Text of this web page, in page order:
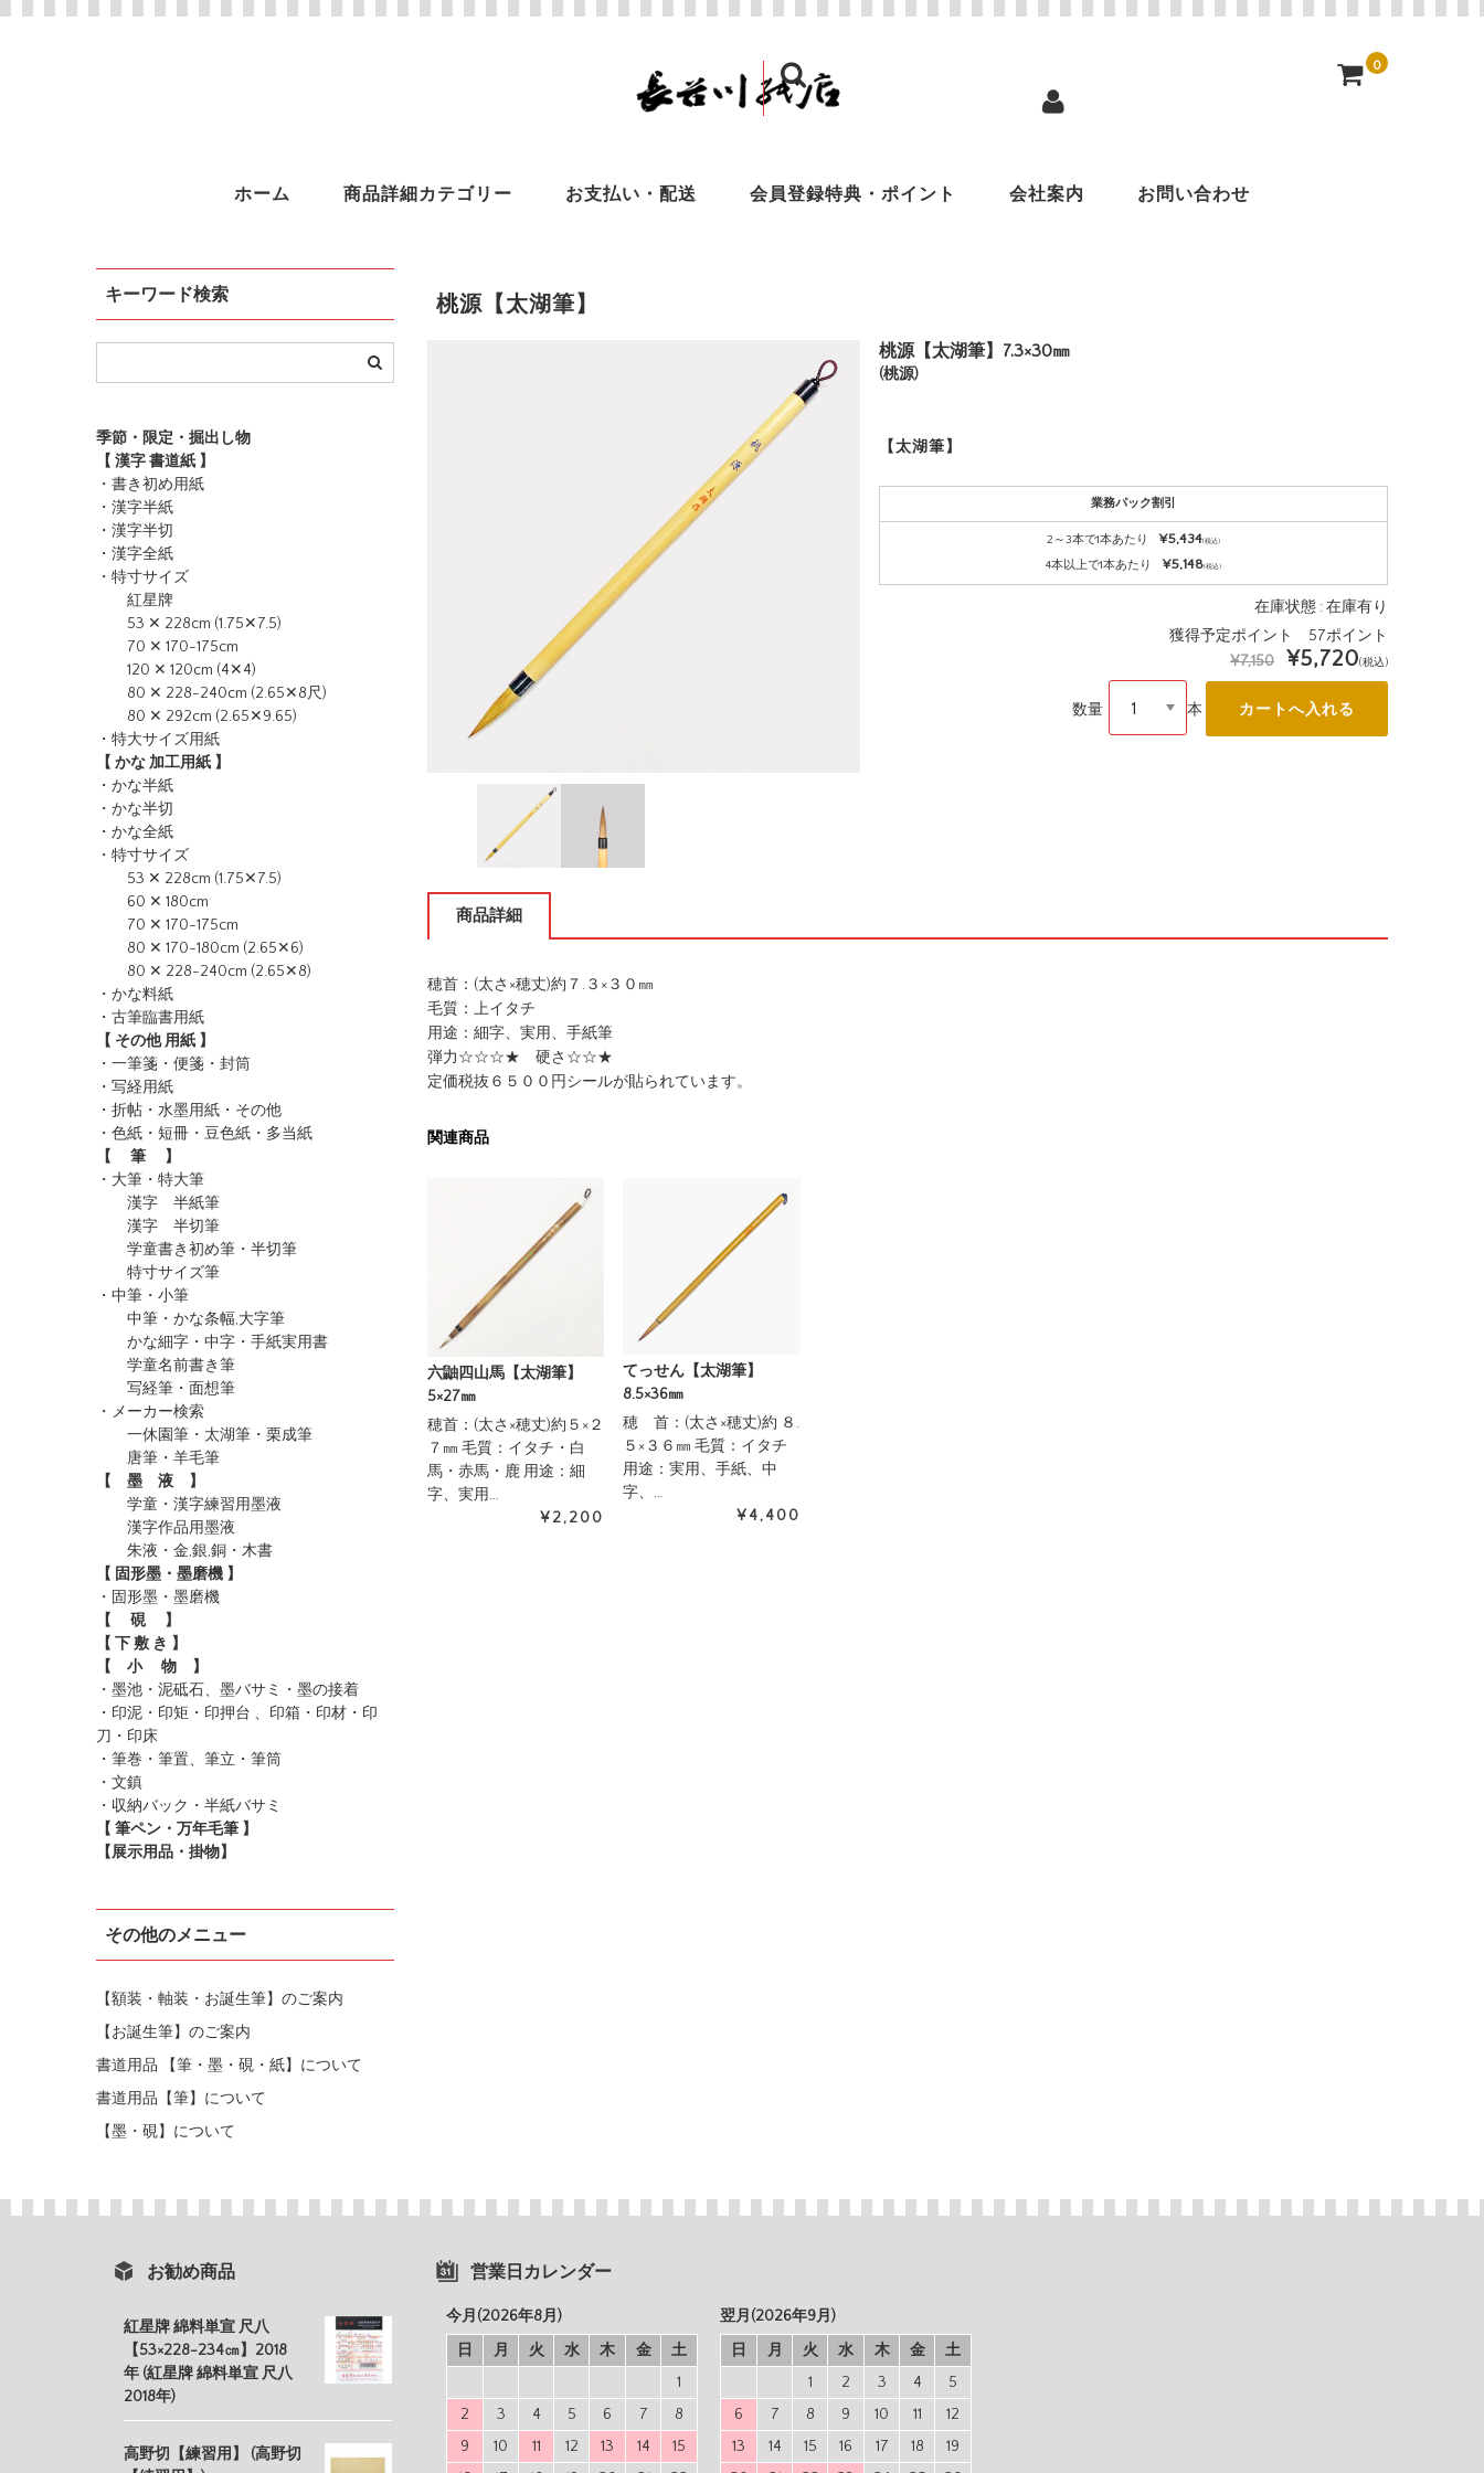
0
ホーム 商品詳細カテゴリー お支払い・配送 会員登録特典・ポイント 会社案内 お問い合わせ
桃源【太湖筆】
桃源【太湖筆】7.3×30㎜
(桃源)
【太湖筆】
業務パック割引
2～3本で1本あたり ¥5,434(税込)
4本以上で1本あたり ¥5,148(税込)
在庫状態 : 在庫有り
獲得予定ポイント 57ポイント
¥7,150
¥5,720(税込)
数量 本
商品詳細
穂首：(太さ×穂丈)約７.３×３０㎜
毛質：上イタチ
用途：細字、実用、手紙筆
弾力☆☆☆★ 硬さ☆☆★
定価税抜６５００円シールが貼られています。
関連商品
六鼬四山馬【太湖筆】
5×27㎜
穂首：(太さ×穂丈)約５×２
７㎜ 毛質：イタチ・白
馬・赤馬・鹿 用途：細
字、実用…
¥2,200
てっせん【太湖筆】
8.5×36㎜
穂 首：(太さ×穂丈)約 ８.
５×３６㎜ 毛質：イタチ
用途：実用、手紙、中
字、…
¥4,400
キーワード検索
季節・限定・掘出し物
【 漢字 書道紙 】
・書き初め用紙
・漢字半紙
・漢字半切
・漢字全紙
・特寸サイズ
紅星牌
53 ✕ 228cm (1.75✕7.5)
70 ✕ 170-175cm
120 ✕ 120cm (4✕4)
80 ✕ 228-240cm (2.65✕8尺)
80 ✕ 292cm (2.65✕9.65)
・特大サイズ用紙
【 かな 加工用紙 】
・かな半紙
・かな半切
・かな全紙
・特寸サイズ
53 ✕ 228cm (1.75✕7.5)
60 ✕ 180cm
70 ✕ 170-175cm
80 ✕ 170-180cm (2.65✕6)
80 ✕ 228-240cm (2.65✕8)
・かな料紙
・古筆臨書用紙
【 その他 用紙 】
・一筆箋・便箋・封筒
・写経用紙
・折帖・水墨用紙・その他
・色紙・短冊・豆色紙・多当紙
【 筆 】
・大筆・特大筆
漢字 半紙筆
漢字 半切筆
学童書き初め筆・半切筆
特寸サイズ筆
・中筆・小筆
中筆・かな条幅,大字筆
かな細字・中字・手紙実用書
学童名前書き筆
写経筆・面想筆
・メーカー検索
一休園筆 ・太湖筆 ・栗成筆
唐筆 ・羊毛筆
【 墨 液 】
学童・漢字練習用墨液
漢字作品用墨液
朱液・金,銀,銅・木書
【 固形墨・墨磨機 】
・固形墨 ・墨磨機
【 硯 】
【 下 敷 き 】
【 小 物 】
・墨池・泥砥石、墨バサミ・墨の接着
・印泥・印矩・印押台 、印箱・印材・印
刀・印床
・筆巻・筆置、筆立・筆筒
・文鎮
・収納バック・半紙バサミ
【 筆ペン・万年毛筆 】
【展示用品・掛物】
その他のメニュー
【額装・軸装・お誕生筆】のご案内
【お誕生筆】のご案内
書道用品 【筆・墨・硯・紙】について
書道用品【筆】について
【墨・硯】について
お勧め商品
紅星牌 綿料単宣 尺八
【53×228-234㎝】2018
年 (紅星牌 綿料単宣 尺八
2018年)
高野切【練習用】 (高野切
営業日カレンダー
今月(2026年8月)
日
月 火 水 木 金
土
1
2
3 4 5 6 7
8
9
10 11 12 13 14
15
翌月(2026年9月)
日
月 火 水 木 金
土
1
2 3 4
5
6
7 8 9 10 11
12
13
14 15 16 17 18
19